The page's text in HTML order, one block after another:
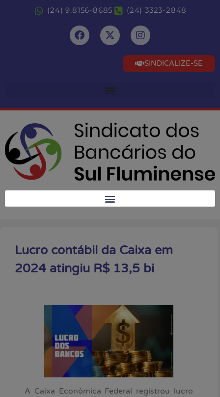
(24) 9.8156-8685 (24) 3323-2848
SINDICALIZE-SE
Lucro contábil da Caixa em
2024 atingiu R$ 13,5 bi
A Caixa Econômica Federal registrou lucro